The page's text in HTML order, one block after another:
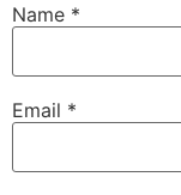
Name *
Email *